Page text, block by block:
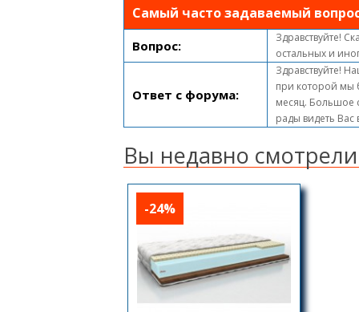
Самый часто задаваемый
Вопрос:
Здравствуйте!
остальных и
Ответ с форума:
Здравствуйте!
при которой мы
месяц. Большое
рады видеть
Вы недавно смотрели
-24%